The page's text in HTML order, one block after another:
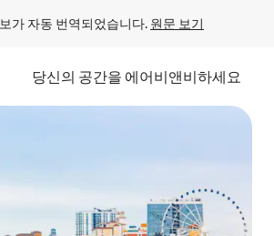
가 자동 번역되었습니다. 원문 보기
당신의 공간을 에어비앤비하세요